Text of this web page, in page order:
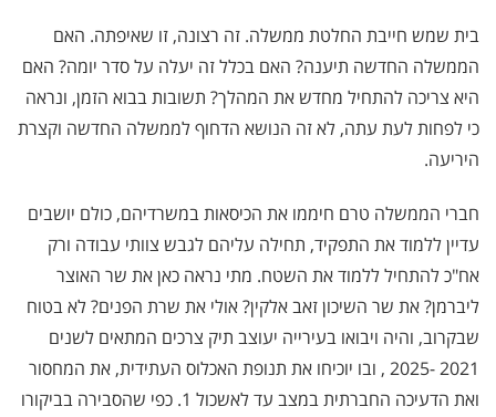
בית שמש חייבת החלטת ממשלה. זה רצונה, זו שאיפתה. האם
הממשלה החדשה תיענה? האם בכלל זה יעלה על סדר יומה? האם
היא צריכה להתחיל מחדש את המהלך? תשובות בבוא הזמן, ונראה
כי לפחות לעת עתה, לא זה הנושא הדחוף לממשלה החדשה וקצרת
היריעה.
חברי הממשלה טרם חיממו את הכיסאות במשרדיהם, כולם יושבים
עדיין ללמוד את התפקיד, תחילה עליהם לגבש צוותי עבודה ורק
אח"כ להתחיל ללמוד את השטח. מתי נראה כאן את שר האוצר
ליברמן? את שר השיכון זאב אלקין? אולי את שרת הפנים? לא בטוח
שבקרוב, והיה ויבואו בעירייה יעוצב תיק צרכים המתאים לשנים
2021 -2025 , ובו יוכיחו את תנופת האכלוס העתידית, את המחסור
ואת הדעיכה החברתית במצב עד לאשכול 1. כפי שהסבירה בביקורו